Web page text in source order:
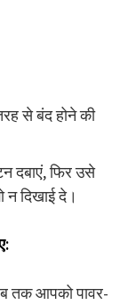
से बंद होने की
दबाएं, फिर उसे
दिखाई दे।
तक आपको पावर-